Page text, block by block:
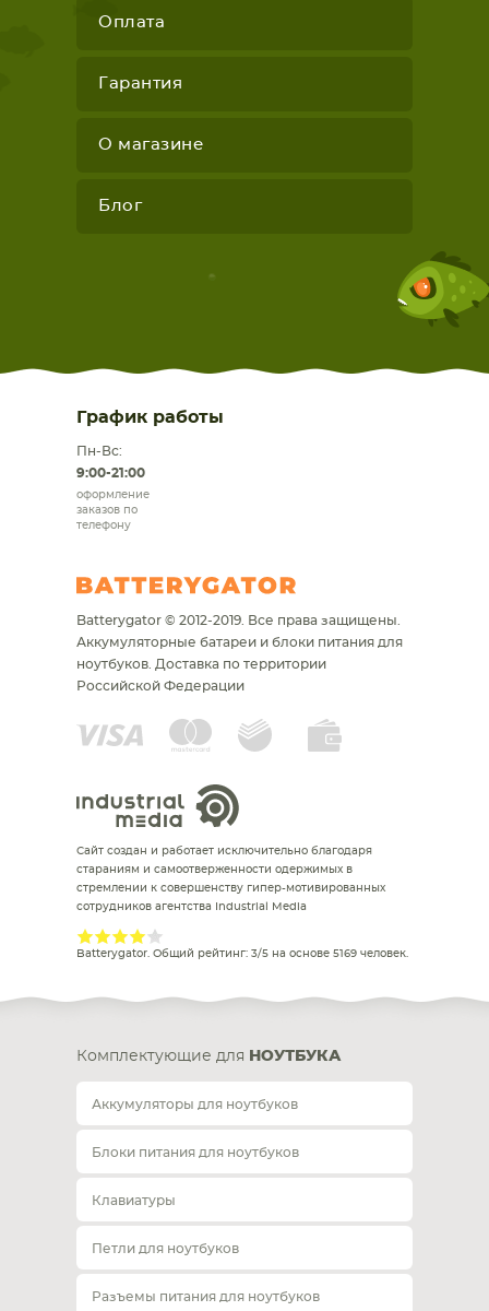
Оплата
Гарантия
О магазине
Блог
График работы
Пн-Вс:
9:00-21:00
оформление
заказов по
телефону
Batterygator © 2012-2019. Все права защищены.
Аккумуляторные батареи и блоки питания для
ноутбуков. Доставка по территории
Российской Федерации
Сайт создан и работает исключительно благодаря
стараниям и самоотверженности одержимых в
стремлении к совершенству гипер-мотивированных
сотрудников агентства Industrial Media
Batterygator. Общий рейтинг: 3/5 на основе 5169 человек.
Комплектующие для НОУТБУКА
Аккумуляторы для ноутбуков
Блоки питания для ноутбуков
Клавиатуры
Петли для ноутбуков
Разъемы питания для ноутбуков